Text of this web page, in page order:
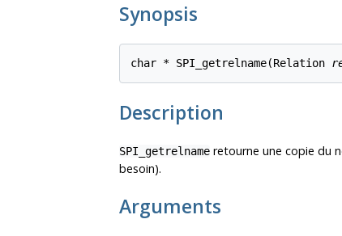
Synopsis
char * SPI_getrelname(Relation
Description
SPI_getrelname retourne une copie du
besoin).
Arguments